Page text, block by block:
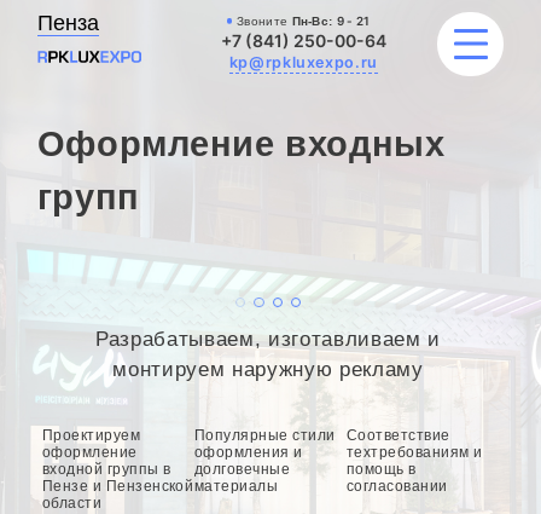
Пенза Звоните Пн-Вс: 9 - 21
+7 (841) 250-00-64
kp@rpkluxexpo.ru
УСЛУГИ
НАШИ РАБОТЫ
БЛОГ
О КОМПАНИИ
Оформление входных
групп
Разрабатываем, изготавливаем и
монтируем наружную рекламу
Проектируем
оформление
входной группы в
Пензе и Пензенской
области
Популярные стили
оформления и
долговечные
материалы
Соответствие
техтребованиям и
помощь в
согласовании